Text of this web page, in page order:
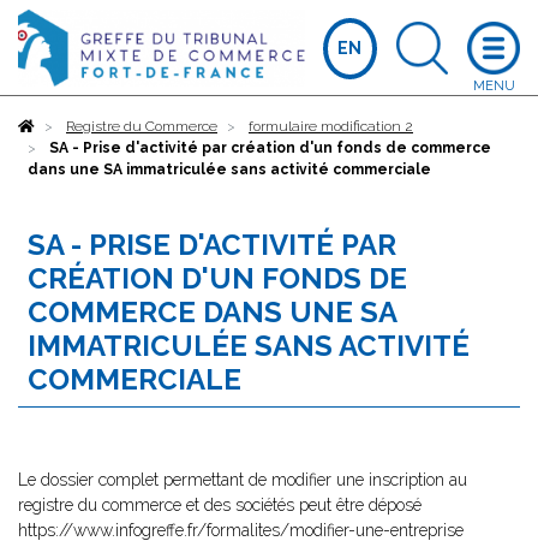
EN
AccueilRegistre du Commerce
formulaire modification 2
SA - Prise d'activité par création d'un fonds de commerce
dans une SA immatriculée sans activité commerciale
SA - PRISE D'ACTIVITÉ PAR
CRÉATION D'UN FONDS DE
COMMERCE DANS UNE SA
IMMATRICULÉE SANS ACTIVITÉ
COMMERCIALE
Le dossier complet permettant de modifier une inscription au
registre du commerce et des sociétés peut être déposé
https://www.infogreffe.fr/formalites/modifier-une-entreprise